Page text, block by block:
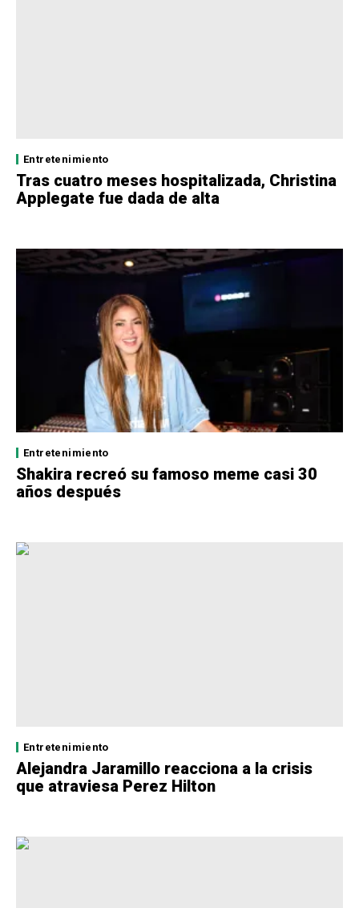
Entretenimiento
Tras cuatro meses hospitalizada, Christina
Applegate fue dada de alta
Entretenimiento
Shakira recreó su famoso meme casi 30
años después
Entretenimiento
Alejandra Jaramillo reacciona a la crisis
que atraviesa Perez Hilton